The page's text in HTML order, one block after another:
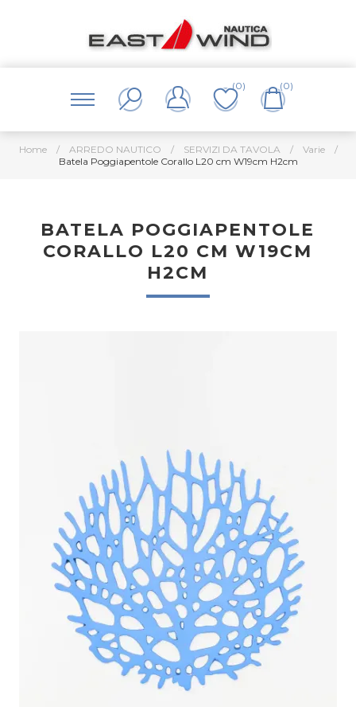
(0) (0)
Home / ARREDO NAUTICO / SERVIZI DA TAVOLA / Varie
/
Batela Poggiapentole Corallo L20 cm W19cm H2cm
BATELA POGGIAPENTOLE
CORALLO L20 CM W19CM
H2CM